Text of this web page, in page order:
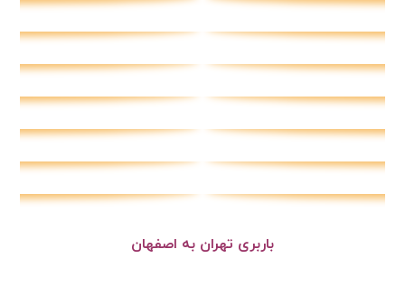
باربری تهران به اصفهان